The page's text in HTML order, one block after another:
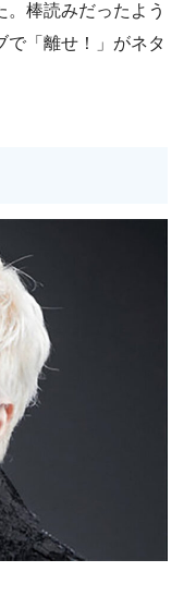
棒読みだったよう
で「離せ！」がネタ